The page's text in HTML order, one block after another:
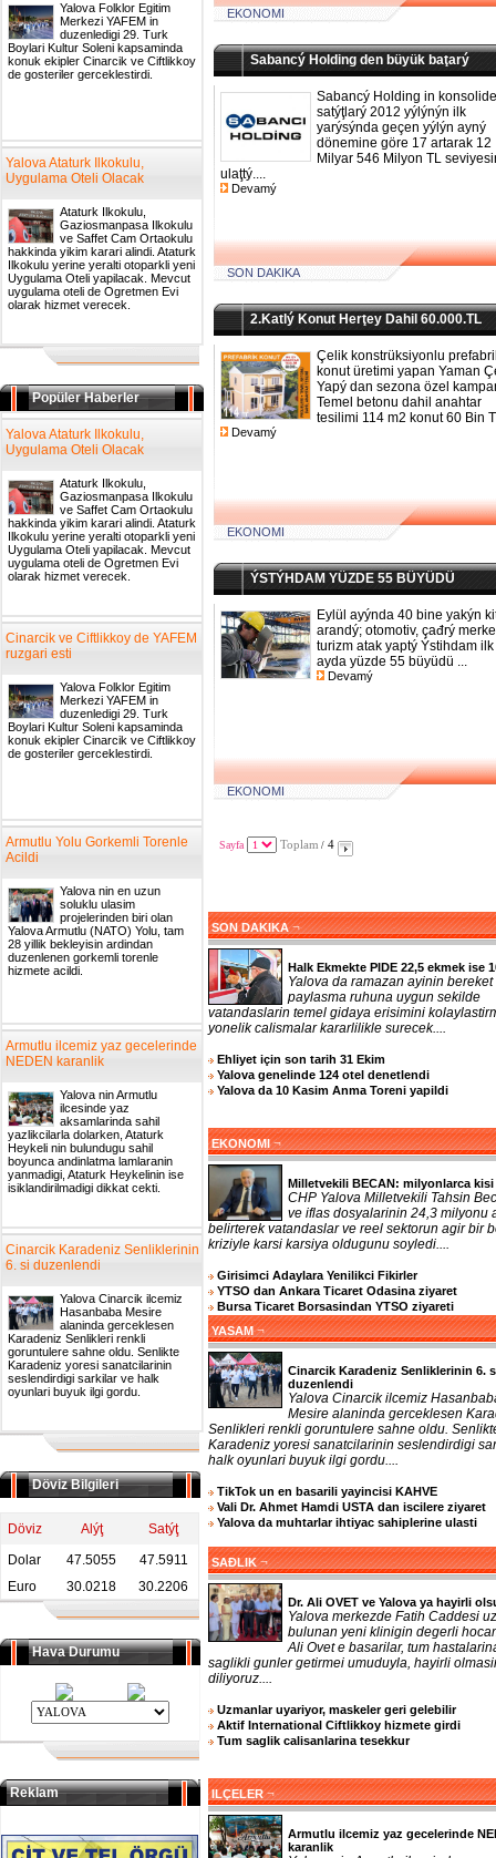
Yalova Folklor Egitim
Merkezi YAFEM in
duzenledigi 29. Turk
Boylari Kultur Soleni kapsaminda
konuk ekipler Cinarcik ve Ciftlikkoy
de gosteriler gerceklestirdi.
Yalova Ataturk Ilkokulu,
Uygulama Oteli Olacak
Ataturk Ilkokulu,
Gaziosmanpasa Ilkokulu
ve Saffet Cam Ortaokulu
hakkinda yikim karari alindi. Ataturk
Ilkokulu yerine yeralti otoparkli yeni
Uygulama Oteli yapilacak. Mevcut
uygulama oteli de Ogretmen Evi
olarak hizmet verecek.
Popüler Haberler
Yalova Ataturk Ilkokulu,
Uygulama Oteli Olacak
Ataturk Ilkokulu,
Gaziosmanpasa Ilkokulu
ve Saffet Cam Ortaokulu
hakkinda yikim karari alindi. Ataturk
Ilkokulu yerine yeralti otoparkli yeni
Uygulama Oteli yapilacak. Mevcut
uygulama oteli de Ogretmen Evi
olarak hizmet verecek.
Cinarcik ve Ciftlikkoy de YAFEM
ruzgari esti
Yalova Folklor Egitim
Merkezi YAFEM in
duzenledigi 29. Turk
Boylari Kultur Soleni kapsaminda
konuk ekipler Cinarcik ve Ciftlikkoy
de gosteriler gerceklestirdi.
Armutlu Yolu Gorkemli Torenle
Acildi
Yalova nin en uzun
soluklu ulasim
projelerinden biri olan
Yalova Armutlu (NATO) Yolu, tam
28 yillik bekleyisin ardindan
duzenlenen gorkemli torenle
hizmete acildi.
Armutlu ilcemiz yaz gecelerinde
NEDEN karanlik
Yalova nin Armutlu
ilcesinde yaz
aksamlarinda sahil
yazlikcilarla dolarken, Ataturk
Heykeli nin bulundugu sahil
boyunca andinlatma lamlaranin
yanmadigi, Ataturk Heykelinin ise
isiklandirilmadigi dikkat cekti.
Cinarcik Karadeniz Senliklerinin
6. si duzenlendi
Yalova Cinarcik ilcemiz
Hasanbaba Mesire
alaninda gerceklesen
Karadeniz Senlikleri renkli
goruntulere sahne oldu. Senlikte
Karadeniz yoresi sanatcilarinin
seslendirdigi sarkilar ve halk
oyunlari buyuk ilgi gordu.
Döviz Bilgileri
Döviz Alýţ
Satýţ
Dolar
47.5055
47.5911
Euro
30.0218 30.2206
Hava Durumu
Reklam
EKONOMI
Sabancý Holding den büyük baţarý
Sabancý Holding in konsolide
satýţlarý 2012 yýlýnýn ilk
yarýsýnda geçen yýlýn ayný
dönemine göre 17 artarak 12
Milyar 546 Milyon TL
ulaţtý....
Devamý
SON DAKIKA
2.Katlý Konut Herţey Dahil 60.000.TL
Çelik konstrüksiyonlu
konut üretimi yapan Yaman
Yapý dan sezona özel
Temel betonu dahil anahtar
tesilimi 114 m2 konut 60 Bin
Devamý
EKONOMI
ÝSTÝHDAM YÜZDE 55 BÜYÜDÜ
Eylül ayýnda 40 bine yakýn
arandý; otomotiv, çađrý
turizm atak yaptý Ýstihdam ilk
ayda yüzde 55 büyüdü ...
Devamý
EKONOMI
Sayfa Toplam / 4
SON DAKIKA ¬
Halk Ekmekte PIDE 22,5 ekmek ise
Yalova da ramazan ayinin bereket
paylasma ruhuna uygun sekilde
vatandaslarin temel gidaya erisimini
yonelik calismalar kararlilikle surecek....
Ehliyet için son tarih 31 Ekim
Yalova genelinde 124 otel denetlendi
Yalova da 10 Kasim Anma Toreni yapildi
EKONOMI ¬
Milletvekili BECAN: milyonlarca
CHP Yalova Milletvekili Tahsin
ve iflas dosyalarinin 24,3 milyonu
belirterek vatandaslar ve reel sektorun agir bir
kriziyle karsi karsiya oldugunu soyledi....
Girisimci Adaylara Yenilikci Fikirler
YTSO dan Ankara Ticaret Odasina ziyaret
Bursa Ticaret Borsasindan YTSO ziyareti
YASAM ¬
Cinarcik Karadeniz Senliklerinin 6.
duzenlendi
Yalova Cinarcik ilcemiz
Mesire alaninda gerceklesen
Senlikleri renkli goruntulere sahne oldu.
Karadeniz yoresi sanatcilarinin seslendirdigi
halk oyunlari buyuk ilgi gordu....
TikTok un en basarili yayincisi KAHVE
Vali Dr. Ahmet Hamdi USTA dan iscilere ziyaret
Yalova da muhtarlar ihtiyac sahiplerine ulasti
SAĐLIK ¬
Dr. Ali OVET ve Yalova ya hayirli
Yalova merkezde Fatih Caddesi
bulunan yeni klinigin degerli
Ali Ovet e basarilar, tum
saglikli gunler getirmei umuduyla, hayirli
diliyoruz....
Uzmanlar uyariyor, maskeler geri gelebilir
Aktif International Ciftlikkoy hizmete girdi
Tum saglik calisanlarina tesekkur
ILÇELER ¬
Armutlu ilcemiz yaz gecelerinde
karanlik